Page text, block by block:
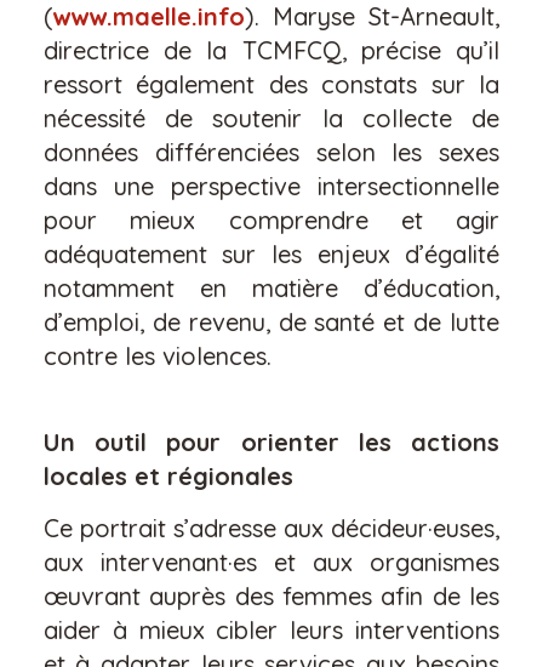
(www.maelle.info). Maryse St-Arneault,
directrice de la TCMFCQ, précise qu’il
ressort également des constats sur la
nécessité de soutenir la collecte de
données différenciées selon les sexes
dans une perspective intersectionnelle
pour mieux comprendre et agir
adéquatement sur les enjeux d’égalité
notamment en matière d’éducation,
d’emploi, de revenu, de santé et de lutte
contre les violences.
Un outil pour orienter les actions
locales et régionales
Ce portrait s’adresse aux décideur·euses,
aux intervenant·es et aux organismes
œuvrant auprès des femmes afin de les
aider à mieux cibler leurs interventions